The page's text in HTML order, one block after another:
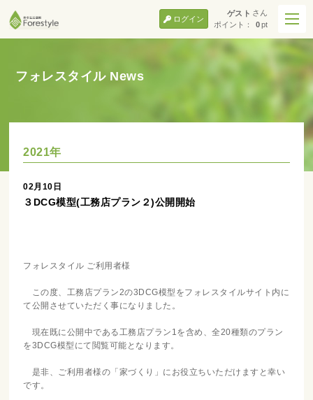
ゲスト さん
ポイント：
0pt
ログイン
フォレスタイル News
2021年
02月10日
３DCG模型(工務店プラン２)公開開始
フォレスタイル ご利用者様
この度、工務店プラン2の3DCG模型をフォレスタイルサイト内に
て公開させていただく事になりました。
現在既に公開中である工務店プラン1を含め、全20種類のプラン
を3DCG模型にて閲覧可能となります。
是非、ご利用者様の「家づくり」にお役立ちいただけますと幸い
です。